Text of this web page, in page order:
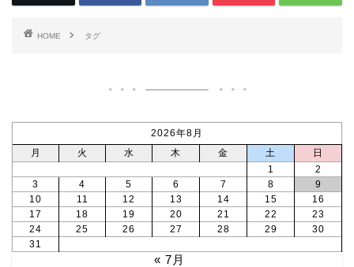
HOME タグ
2026年8月
月
火 水 木 金 土
日
1
2
3
4 5 6 7 8
9
10
11 12 13 14 15
16
17
18 19 20 21 22
23
24
25 26 27 28 29
30
31
« 7月